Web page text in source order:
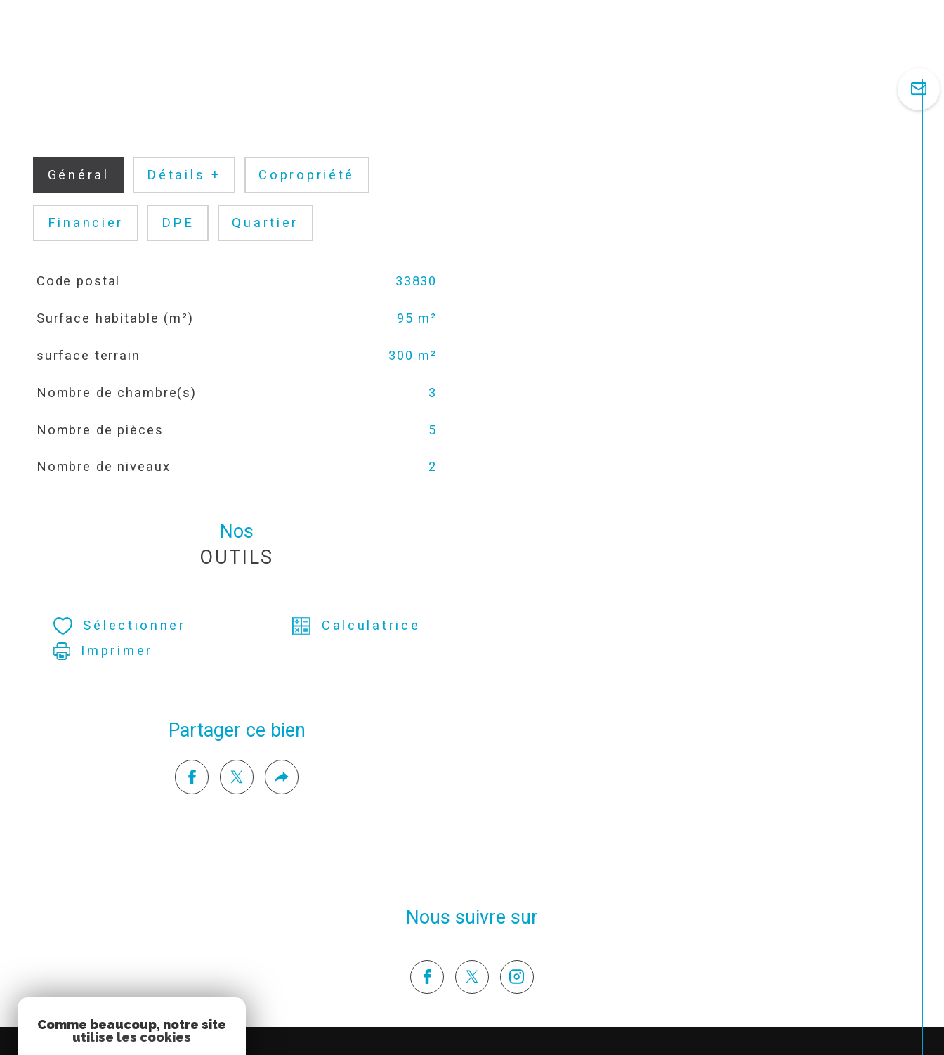
Général Détails + Copropriété
Financier DPE Quartier
TRAD_SIROCCO_Caracteristique
Code postal 33830
Surface habitable (m²) 95 m²
surface terrain 300 m²
Nombre de chambre(s) 3
Nombre de pièces 5
Nombre de niveaux 2
Nos
OUTILS
Sélectionner
Calculatrice
Imprimer
Partager ce bien
Nous suivre sur
Comme beaucoup, notre site
utilise les cookies